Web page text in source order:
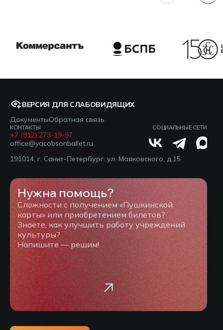
ВЕРСИЯ ДЛЯ СЛАБОВИДЯЩИХ
ДокументыОбратная связь
КОНТАКТЫ
+7 (812) 273-19-97
office@yacobsonballet.ru
СОЦИАЛЬНЫЕ СЕТИ
191014, г. Санкт-Петербург, ул. Маяковского, д.15
Нужна помощь?
Сложности с получением «Пушкинской
карты» или приобретением билетов?
Знаете, как улучшить работу учреждений
культуры?
Напишите — решим!